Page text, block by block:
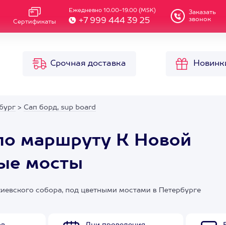
Сертификаты
Ежедневно 10.00-19.00 (MSK)
+7 999 444 39 25
Заказать
звонок
Срочная доставка
> Сап борд, sup board
маршруту К Новой
мосты
собора, под цветными мостами в Петербурге